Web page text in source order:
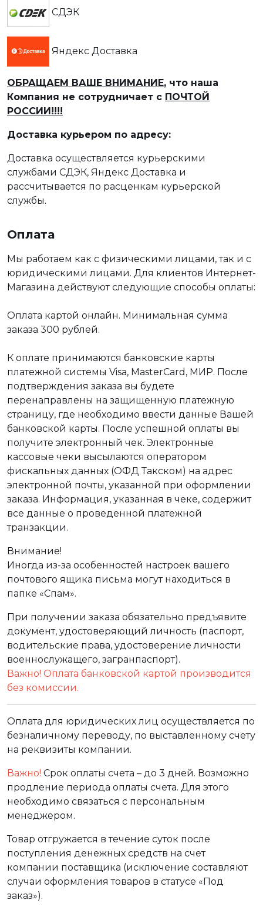
СДЭК
Яндекс Доставка
ОБРАЩАЕМ ВАШЕ ВНИМАНИЕ, что наша
Компания не сотрудничает с ПОЧТОЙ
РОССИИ!!!!
Доставка курьером по адресу:
Доставка осуществляется курьерскими
службами СДЭК, Яндекс Доставка и
рассчитывается по расценкам курьерской
службы.
Оплата
Мы работаем как с физическими лицами, так и с
юридическими лицами. Для клиентов Интернет-
Магазина действуют следующие способы оплаты:
Оплата картой онлайн. Минимальная сумма
заказа 300 рублей.
К оплате принимаются банковские карты
платежной системы Visa, MasterCard, МИР. После
подтверждения заказа вы будете
перенаправлены на защищенную платежную
страницу, где необходимо ввести данные Вашей
банковской карты. После успешной оплаты вы
получите электронный чек. Электронные
кассовые чеки высылаются оператором
фискальных данных (ОФД Такском) на адрес
электронной почты, указанной при оформлении
заказа. Информация, указанная в чеке, содержит
все данные о проведенной платежной
транзакции.
Внимание!
Иногда из-за особенностей настроек вашего
почтового ящика письма могут находиться в
папке «Спам».
При получении заказа обязательно предъявите
документ, удостоверяющий личность (паспорт,
водительские права, удостоверение личности
военнослужащего, загранпаспорт).
Важно! Оплата банковской картой производится
без комиссии.
Оплата для юридических лиц осуществляется по
безналичному переводу, по выставленному счету
на реквизиты компании.
Важно! Срок оплаты счета – до 3 дней. Возможно
продление периода оплаты счета. Для этого
необходимо связаться с персональным
менеджером.
Товар отгружается в течение суток после
поступления денежных средств на счет
компании поставщика (исключение составляют
случаи оформления товаров в статусе «Под
заказ»).